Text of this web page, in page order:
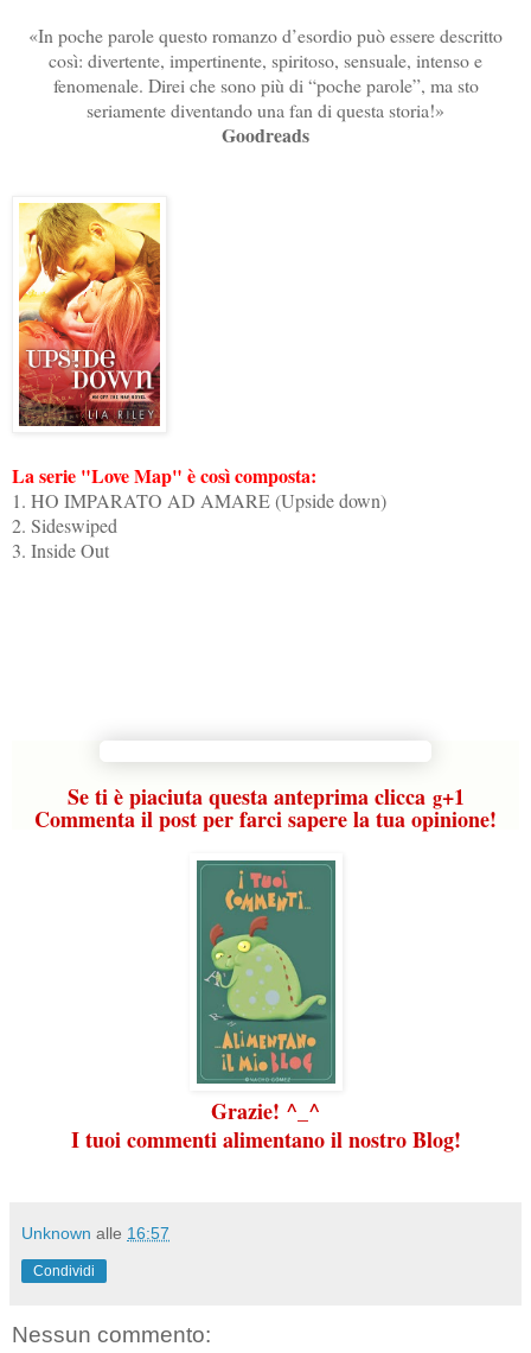
«In poche parole questo romanzo d’esordio può essere descritto
così: divertente, impertinente, spiritoso, sensuale, intenso e
fenomenale. Direi che sono più di “poche parole”, ma sto
seriamente diventando una fan di questa storia!»
Goodreads
La serie "Love Map" è così composta:
1. HO IMPARATO AD AMARE (Upside down)
2. Sideswiped
3. Inside Out
Se ti è piaciuta questa anteprima clicca g+1
Commenta il post per farci sapere la tua opinione!
Grazie! ^_^
I tuoi commenti alimentano il nostro Blog!
Unknown alle 16:57
Condividi
Nessun commento: